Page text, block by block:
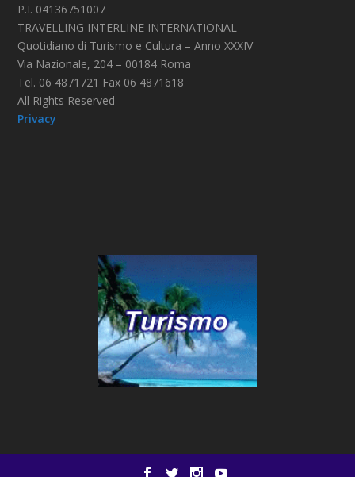
P.I. 04136751007
TRAVELLING INTERLINE INTERNATIONAL
Quotidiano di Turismo e Cultura – Anno XXXIV
Via Nazionale, 204 – 00184 Roma
Tel. 06 4871721 Fax 06 4871618
All Rights Reserved
Privacy